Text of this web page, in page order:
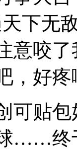
下无
意咬
，好疼
可贴
……终